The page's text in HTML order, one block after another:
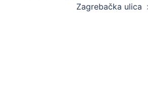
Zagrebačka ulica